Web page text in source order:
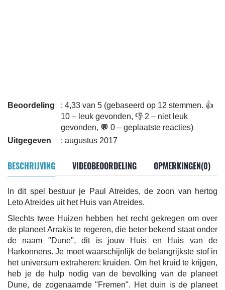
Beoordeling
: 4,33 van 5 (gebaseerd op 12 stemmen. 👍
10 – leuk gevonden, 👎 2 – niet leuk
gevonden, 💬 0 – geplaatste reacties)
Uitgegeven
: augustus 2017
BESCHRIJVING VIDEOBEOORDELING OPMERKINGEN(0)
In dit spel bestuur je Paul Atreides, de zoon van hertog
Leto Atreides uit het Huis van Atreides.
Slechts twee Huizen hebben het recht gekregen om over
de planeet Arrakis te regeren, die beter bekend staat onder
de naam "Dune", dit is jouw Huis en Huis van de
Harkonnens. Je moet waarschijnlijk de belangrijkste stof in
het universum extraheren: kruiden. Om het kruid te krijgen,
heb je de hulp nodig van de bevolking van de planeet
Dune, de zogenaamde "Fremen". Het duin is de planeet